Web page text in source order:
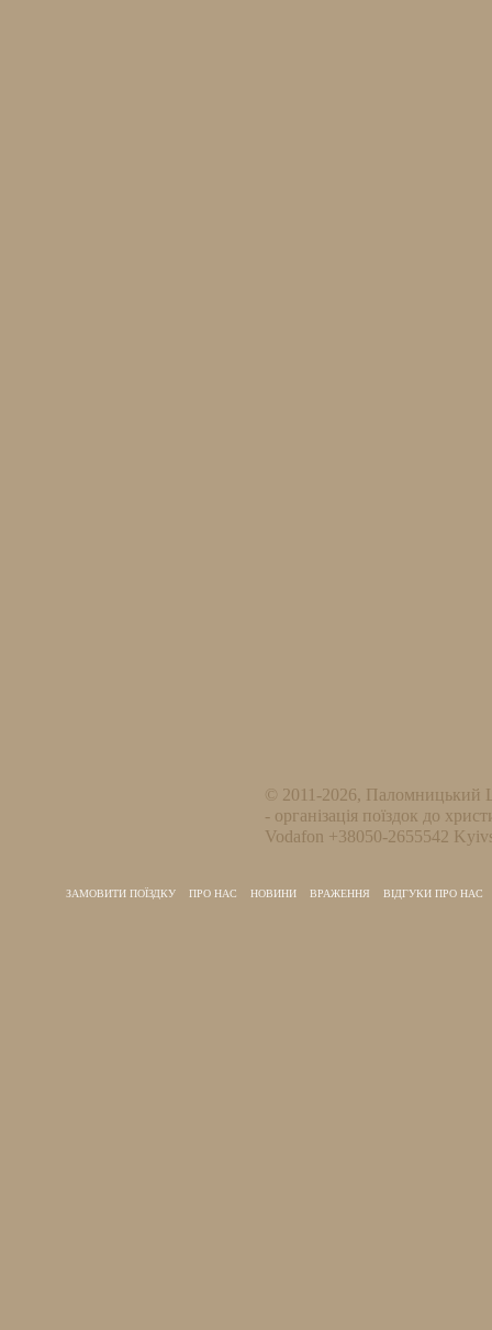
© 2011-2026, Паломницький
- організація поїздок до
Vodafon +38050-2655542
ЗАМОВИТИ ПОЇЗДКУ ПРО НАС НОВИНИ ВРАЖЕННЯ ВІДГУКИ ПРО НАС